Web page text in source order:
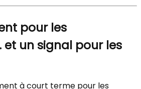
pour les
un signal pour les
à court terme pour les